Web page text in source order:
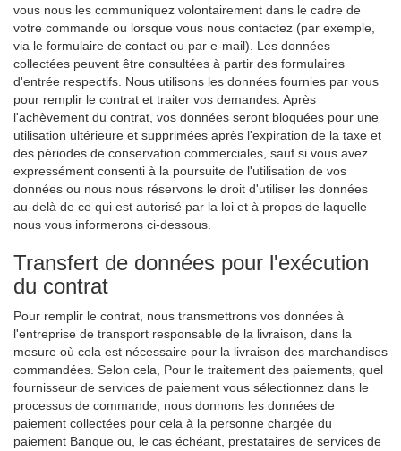
vous nous les communiquez volontairement dans le cadre de
votre commande ou lorsque vous nous contactez (par exemple,
via le formulaire de contact ou par e-mail). Les données
collectées peuvent être consultées à partir des formulaires
d'entrée respectifs. Nous utilisons les données fournies par vous
pour remplir le contrat et traiter vos demandes. Après
l'achèvement du contrat, vos données seront bloquées pour une
utilisation ultérieure et supprimées après l'expiration de la taxe et
des périodes de conservation commerciales, sauf si vous avez
expressément consenti à la poursuite de l'utilisation de vos
données ou nous nous réservons le droit d'utiliser les données
au-delà de ce qui est autorisé par la loi et à propos de laquelle
nous vous informerons ci-dessous.
Transfert de données pour l'exécution
du contrat
Pour remplir le contrat, nous transmettrons vos données à
l'entreprise de transport responsable de la livraison, dans la
mesure où cela est nécessaire pour la livraison des marchandises
commandées. Selon cela, Pour le traitement des paiements, quel
fournisseur de services de paiement vous sélectionnez dans le
processus de commande, nous donnons les données de
paiement collectées pour cela à la personne chargée du
paiement Banque ou, le cas échéant, prestataires de services de